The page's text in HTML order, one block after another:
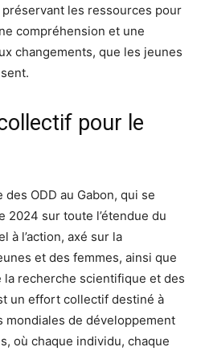
les ressources pour
compréhension et une
changements, que les jeunes
pour le
des ODD au Gabon, qui se
2024 sur toute l’étendue du
à l’action, axé sur la
et des femmes, ainsi que
recherche scientifique et des
un effort collectif destiné à
de développement
où chaque individu, chaque